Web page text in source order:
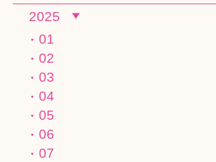
2025
01
02
03
04
05
06
07